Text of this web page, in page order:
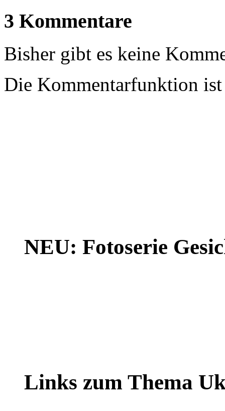
3 Kommentare
Bisher gibt es keine
Die Kommentarfunktion
NEU: Fotoserie
Links zum Thema